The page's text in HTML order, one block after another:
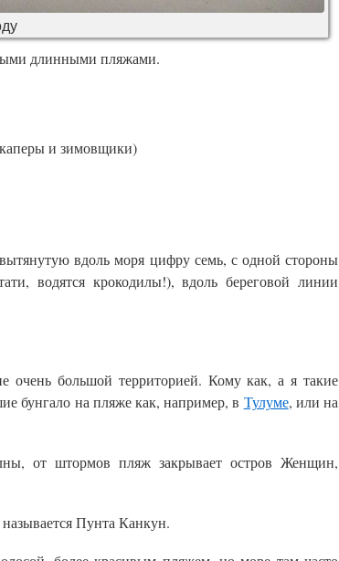
длинными пляжами.
и зимовщики)
вдоль моря цифру семь, с одной стороны
водятся крокодилы!), вдоль береговой линии
очень большой территорией. Кому как, а я такие
бунгало на пляже как, например, в Тулуме, или на
от штормов пляж закрывает остров Женщин,
Пунта Канкун.